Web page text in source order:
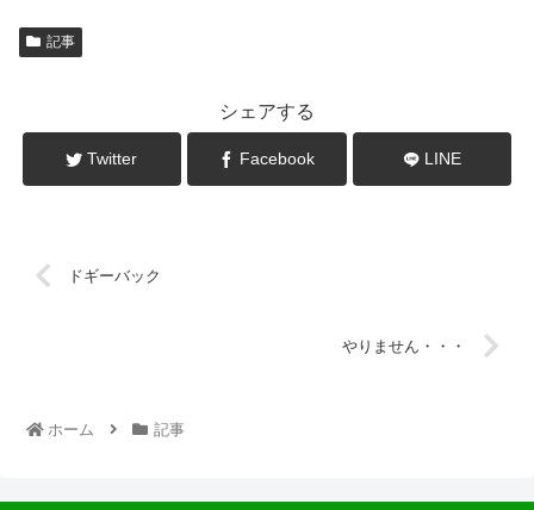
記事
シェアする
Twitter Facebook LINE
ドギーバック
やりません・・・
ホーム 記事